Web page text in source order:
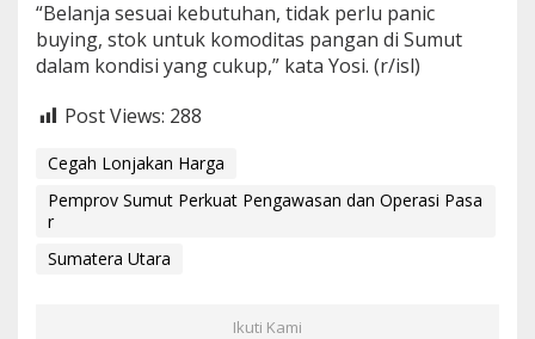
“Belanja sesuai kebutuhan, tidak perlu panic
buying, stok untuk komoditas pangan di Sumut
dalam kondisi yang cukup,” kata Yosi. (r/isl)
Post Views: 288
Cegah Lonjakan Harga
Pemprov Sumut Perkuat Pengawasan dan Operasi Pasa
r
Sumatera Utara
Ikuti Kami